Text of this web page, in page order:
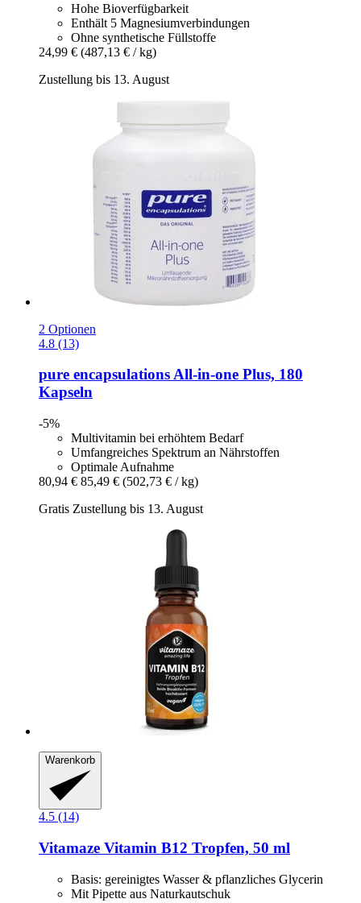
Hohe Bioverfügbarkeit
Enthält 5 Magnesiumverbindungen
Ohne synthetische Füllstoffe
24,99 € (487,13 € / kg)
Zustellung bis 13. August
2 Optionen
4.8 (13)
pure encapsulationsAll-​in-​one Plus, 180
Kapseln
-5%
Multivitamin bei erhöhtem Bedarf
Umfangreiches Spektrum an Nährstoffen
Optimale Aufnahme
80,94 € 85,49 € (502,73 € / kg)
Gratis Zustellung bis 13. August
Warenkorb
4.5 (14)
Vitamaze Vitamin B12 Tropfen, 50 ml
Basis: gereinigtes Wasser & pflanzliches Glycerin
Mit Pipette aus Naturkautschuk